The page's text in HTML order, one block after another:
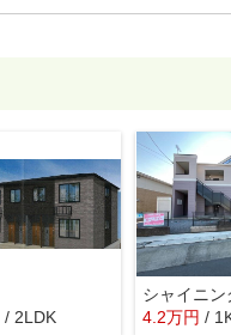
/ 2LDK 4.2万円 /